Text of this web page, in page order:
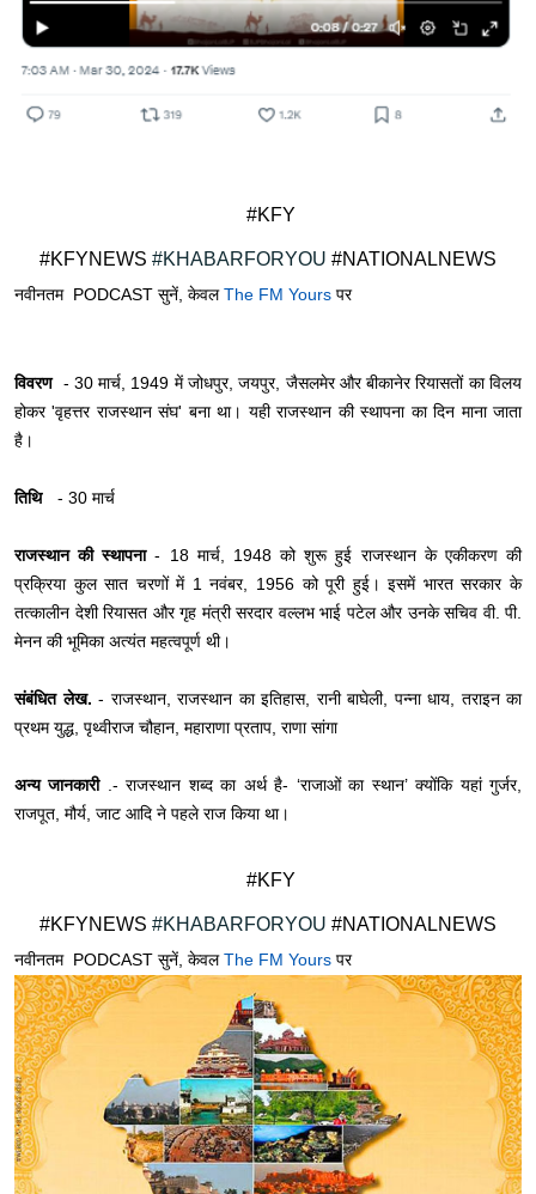
#KFY
#KFYNEWS #KHABARFORYOU #NATIONALNEWS
नवीनतम PODCAST सुनें, केवलThe FM Yours पर
​विवरण- 30 मार्च, 1949 में जोधपुर, जयपुर, जैसलमेर और बीकानेर रियासतों का विलय
होकर 'वृहत्तर राजस्थान संघ' बना था। यही राजस्थान की स्थापना का दिन माना जाता
है।
​तिथि - 30 मार्च
​राजस्थान की स्थापना- 18 मार्च, 1948 को शुरू हुई राजस्थान के एकीकरण की
प्रक्रिया कुल सात चरणों में 1 नवंबर, 1956 को पूरी हुई। इसमें भारत सरकार के
तत्कालीन देशी रियासत और गृह मंत्री सरदार वल्लभ भाई पटेल और उनके सचिव वी. पी.
मेनन की भूमिका अत्यंत महत्वपूर्ण थी।
​संबंधित लेख. - राजस्थान, राजस्थान का इतिहास, रानी बाघेली, पन्ना धाय, तराइन का
प्रथम युद्ध, पृथ्वीराज चौहान, महाराणा प्रताप, राणा सांगा
​अन्य जानकारी
.- राजस्थान शब्द का अर्थ है- ‘राजाओं का स्थान’ क्योंकि यहां गुर्जर,
राजपूत, मौर्य, जाट आदि ने पहले राज किया था।
#KFY
#KFYNEWS #KHABARFORYOU #NATIONALNEWS
नवीनतम PODCAST सुनें, केवलThe FM Yours पर